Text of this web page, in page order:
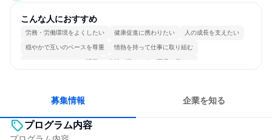
こんな人におすすめ
労務・労働環境をよくしたい 健康促進に携わりたい 人の成長を支えたい
穏やかで互いのペースを尊重 情熱を持って仕事に取り組む
コミュニケーションが活発 女性が働きやすい環境で働ける
募集情報 企業を知る
プログラム内容